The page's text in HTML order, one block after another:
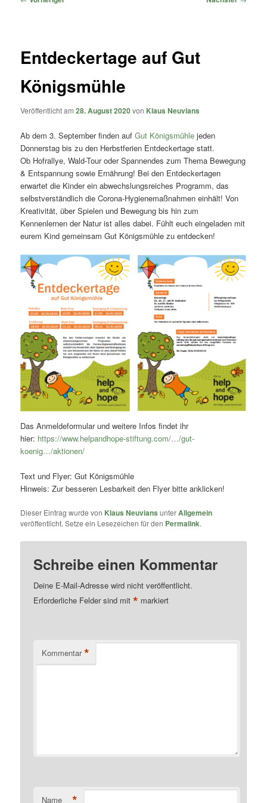
Entdeckertage auf Gut
Königsmühle
Veröffentlicht am28. August 2020von Klaus Neuvians
Ab dem 3. September finden aufGut Königsmühle jeden
Donnerstag bis zu den Herbstferien Entdeckertage statt.
Ob Hofrallye, Wald-Tour oder Spannendes zum Thema Bewegung
& Entspannung sowie Ernährung! Bei den Entdeckertagen
erwartet die Kinder ein abwechslungsreiches Programm, das
selbstverständlich die Corona-Hygienemaßnahmen einhält! Von
Kreativität, über Spielen und Bewegung bis hin zum
Kennenlernen der Natur ist alles dabei. Fühlt euch eingeladen mit
eurem Kind gemeinsam Gut Königsmühle zu entdecken!
Das Anmeldeformular und weitere Infos findet ihr
hier: https://www.helpandhope-stiftung.com/…/gut-
koenig…/aktionen/
Text und Flyer: Gut Königsmühle
Hinweis: Zur besseren Lesbarkeit den Flyer bitte anklicken!
Dieser Eintrag wurde von Klaus Neuvians unterAllgemein
veröffentlicht. Setze ein Lesezeichen für den Permalink.
Schreibe einen Kommentar
Deine E-Mail-Adresse wird nicht veröffentlicht.
Erforderliche Felder sind mit* markiert
Kommentar *
Name